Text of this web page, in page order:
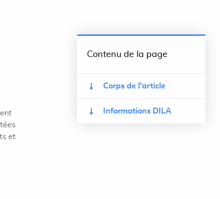
et
Contenu de la page
Corps de l'article
Informations DILA